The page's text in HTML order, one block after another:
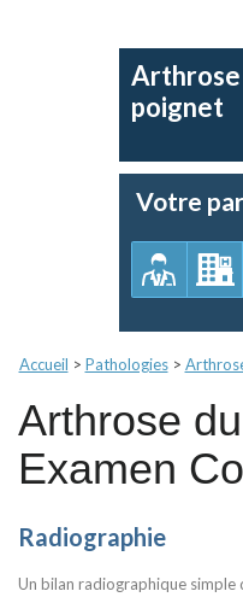
Arthrose
poignet
Votre
Accueil > Pathologies>
Arthrose
Examen
Radiographie
Un bilan radiographique